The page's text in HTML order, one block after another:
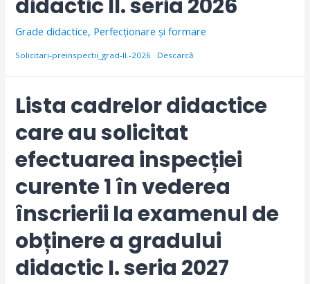
didactic II. seria 2026
Grade didactice, Perfecționare și formare
Solicitari-preinspectii_grad-II.-2026 Descarcă
Lista cadrelor didactice
care au solicitat
efectuarea inspecției
curente 1 în vederea
înscrierii la examenul de
obținere a gradului
didactic I. seria 2027